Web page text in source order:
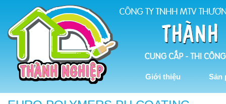
Giới thiệu Sản